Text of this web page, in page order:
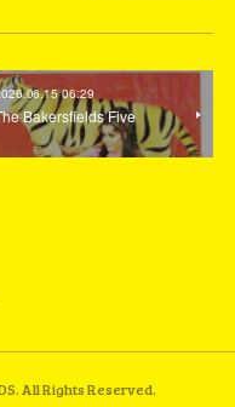
06:29
Bakersfields Five
All Rights Reserved.